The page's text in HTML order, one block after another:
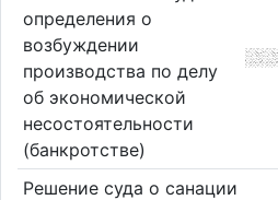
определения о
возбуждении
производства по делу
об экономической
несостоятельности
(банкротстве)
Решение суда о санации